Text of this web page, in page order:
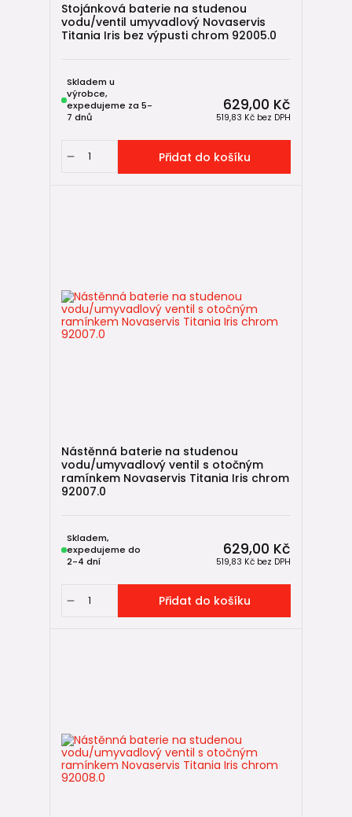
Stojánková baterie na studenou
vodu/ventil umyvadlový Novaservis
Titania Iris bez výpusti chrom 92005.0
629,00 Kč
519,83 Kč bez DPH
Skladem u
výrobce,
expedujeme za 5-
7 dnů
Přidat do košíku
Nástěnná baterie na studenou
vodu/umyvadlový ventil s otočným
ramínkem Novaservis Titania Iris chrom
92007.0
629,00 Kč
519,83 Kč bez DPH
Skladem,
expedujeme do
2-4 dní
Přidat do košíku